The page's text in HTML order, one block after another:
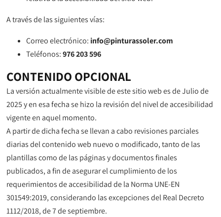
A través de las siguientes vías:
Correo electrónico: info@pinturassoler.com
Teléfonos:976 203 596
CONTENIDO OPCIONAL
La versión actualmente visible de este sitio web es de Julio de
2025 y en esa fecha se hizo la revisión del nivel de accesibilidad
vigente en aquel momento.
A partir de dicha fecha se llevan a cabo revisiones parciales
diarias del contenido web nuevo o modificado, tanto de las
plantillas como de las páginas y documentos finales
publicados, a fin de asegurar el cumplimiento de los
requerimientos de accesibilidad de la Norma UNE-EN
301549:2019, considerando las excepciones del Real Decreto
1112/2018, de 7 de septiembre.